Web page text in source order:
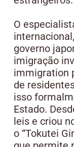
O
governo
imigração
immigration
de
isso
Estado.
leis e criou
o “Tokutei